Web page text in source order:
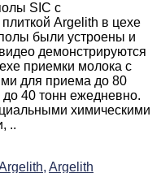
SIC c
Argelith в цехе
были устроены и
демонстрируются
приемки молока с
для приема до 80
до 40 тонн ежедневно.
химическими
..
Argelith